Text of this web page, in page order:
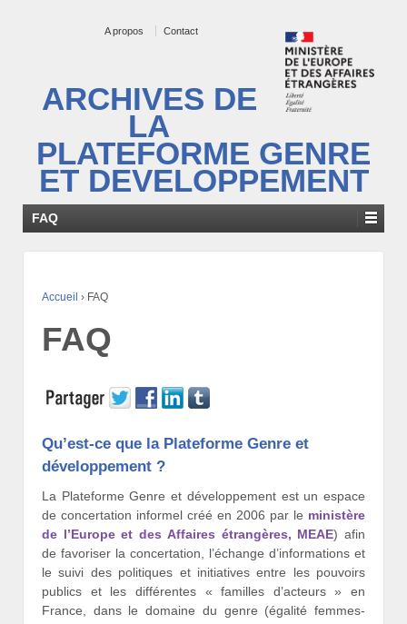
A propos Contact
ARCHIVES DE
LA
PLATEFORME GENRE
ET DEVELOPPEMENT
FAQ
Accueil › FAQ
FAQ
Qu’est-ce que la Plateforme Genre et
développement ?
La Plateforme Genre et développement est un espace
de concertation informel créé en 2006 par le ministère
de l’Europe et des Affaires étrangères, MEAE) afin
de favoriser la concertation, l’échange d’informations et
le suivi des politiques et initiatives entre les pouvoirs
publics et les différentes « familles d’acteurs » en
France, dans le domaine du genre (égalité femmes-